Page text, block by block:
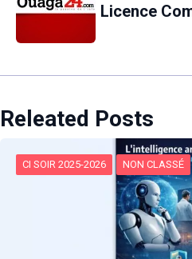
Licence
Releated Posts
CI SOIR 2025-2026 NON CLASSÉ